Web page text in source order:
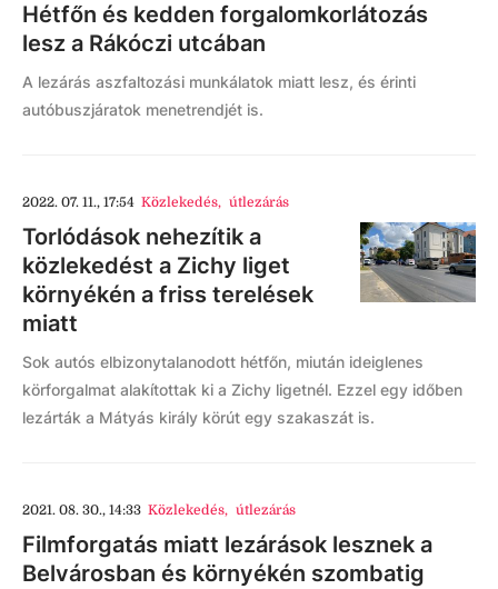
Hétfőn és kedden forgalomkorlátozás
lesz a Rákóczi utcában
A lezárás aszfaltozási munkálatok miatt lesz, és érinti
autóbuszjáratok menetrendjét is.
2022. 07. 11., 17:54 Közlekedés, útlezárás
Torlódások nehezítik a
közlekedést a Zichy liget
környékén a friss terelések
miatt
Sok autós elbizonytalanodott hétfőn, miután ideiglenes
körforgalmat alakítottak ki a Zichy ligetnél. Ezzel egy időben
lezárták a Mátyás király körút egy szakaszát is.
2021. 08. 30., 14:33 Közlekedés, útlezárás
Filmforgatás miatt lezárások lesznek a
Belvárosban és környékén szombatig